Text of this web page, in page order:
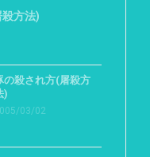
方法)
の殺され方(屠殺方
)
03/02